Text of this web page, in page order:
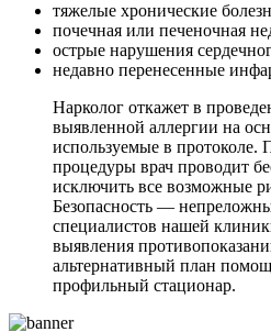
тяжелые хронические
почечная или печеночная
острые нарушения
недавно перенесенные
Нарколог откажет в
выявленной аллергии на
используемые в протоколе.
процедуры врач проводит
исключить все возможные
Безопасность —
специалистов нашей
выявления
альтернативный план
профильный стационар.